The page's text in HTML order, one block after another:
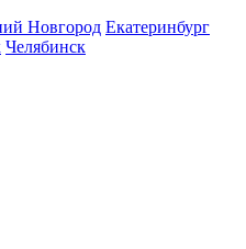
Новгород Екатеринбург
Челябинск